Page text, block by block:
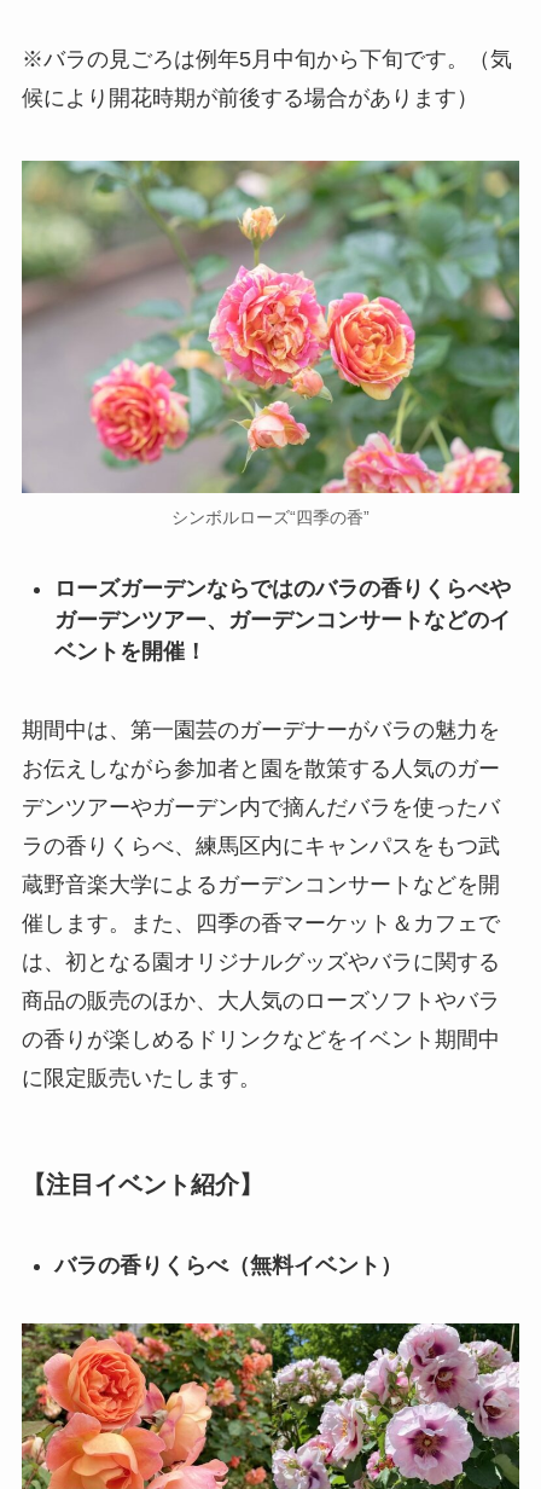
※バラの見ごろは例年5月中旬から下旬です。（気
候により開花時期が前後する場合があります）
シンボルローズ“四季の香”
ローズガーデンならではのバラの香りくらべや
ガーデンツアー、ガーデンコンサートなどのイ
ベントを開催！
期間中は、第一園芸のガーデナーがバラの魅力を
お伝えしながら参加者と園を散策する人気のガー
デンツアーやガーデン内で摘んだバラを使ったバ
ラの香りくらべ、練馬区内にキャンパスをもつ武
蔵野音楽大学によるガーデンコンサートなどを開
催します。また、四季の香マーケット＆カフェで
は、初となる園オリジナルグッズやバラに関する
商品の販売のほか、大人気のローズソフトやバラ
の香りが楽しめるドリンクなどをイベント期間中
に限定販売いたします。
【注目イベント紹介】
バラの香りくらべ（無料イベント）